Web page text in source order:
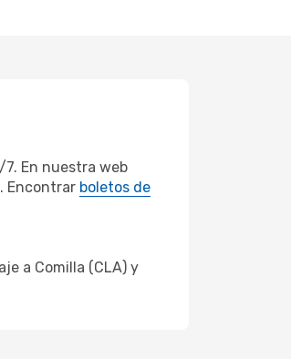
En nuestra web
Encontrar boletos de
a Comilla (CLA) y